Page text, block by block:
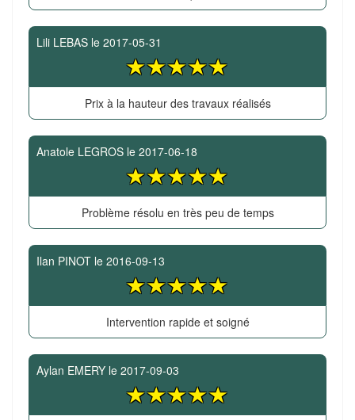
Lili LEBAS le 2017-05-31
Prix à la hauteur des travaux réalisés
Anatole LEGROS le 2017-06-18
Problème résolu en très peu de temps
Ilan PINOT le 2016-09-13
Intervention rapide et soigné
Aylan EMERY le 2017-09-03